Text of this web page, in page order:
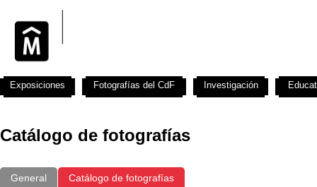
Catálogo de fotografías
General Catálogo de fotografías
Exposiciones Fotografías del CdF Investigación